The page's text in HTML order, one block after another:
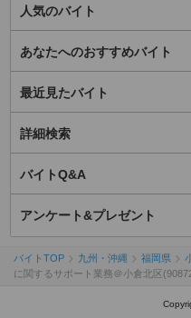
人気のバイト
あなたへのおすすめバイト
最近見たバイト
詳細検索
バイトQ&A
アンケート&プレゼント
バイトTOP 九州・沖縄 福岡県
に関するサポート業務＠小倉北区